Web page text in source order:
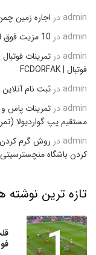
admin در اجاره زمین
admin در 10 مزیت فوق العاده ورزش کردن | درفک البرز
admin در تمرینات
فوتبال | FCDORFAK
admin در ثبت نام آنلاین
admin در تمرینات پاس و
مستقیم پپ گواردیولا
admin در روش گرم کردن
کردن باشگاه
تازه ترین نوشته